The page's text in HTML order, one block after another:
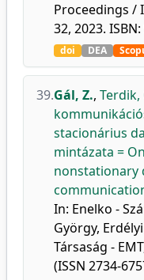
Proceedings /
32, 2023.
doi DEA
39.Gál, Z., Terdik,
stacionárius
mintázata =
nonstationary
In: Enelko -
György,
Társaság -
(ISSN 2734-